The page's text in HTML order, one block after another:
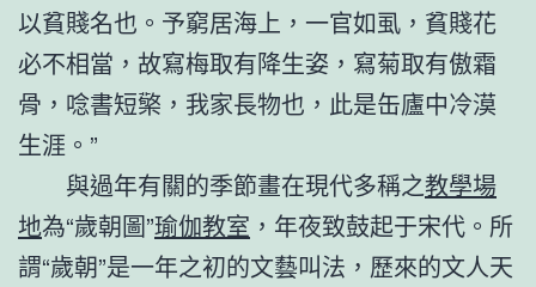
以貧賤名也。予窮居海上，一官如虱，貧賤花
必不相當，故寫梅取有降生姿，寫菊取有傲霜
骨，唸書短檠，我家長物也，此是缶廬中冷漠
生涯。”
與過年有關的季節畫在現代多稱之教學場
地為“歲朝圖”瑜伽教室 ，年夜致鼓起于宋代。所
謂“歲朝”是一年之初的文藝叫法，歷來的文人天